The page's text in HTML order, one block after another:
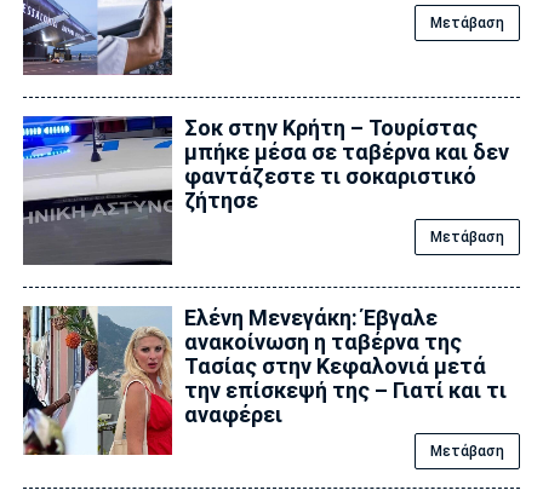
Μετάβαση
Σοκ στην Κρήτη – Τουρίστας
μπήκε μέσα σε ταβέρνα και δεν
φαντάζεστε τι σοκαριστικό
ζήτησε
Μετάβαση
Ελένη Μενεγάκη: Έβγαλε
ανακοίνωση η ταβέρνα της
Τασίας στην Κεφαλονιά μετά
την επίσκεψή της – Γιατί και τι
αναφέρει
Μετάβαση